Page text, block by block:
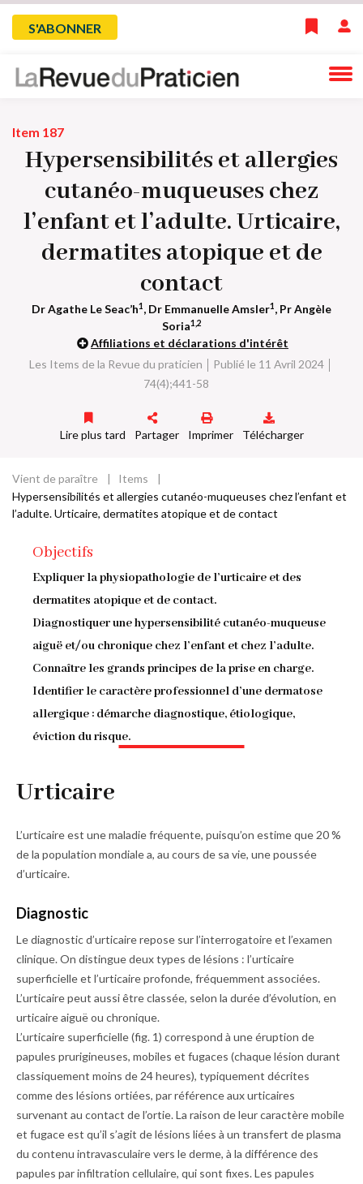
Skip
navigation
Menu
du
de
l'utilisateur
S'ABONNER
Item 187
Hypersensibilités et allergies
cutanéo-muqueuses chez
l’enfant et l’adulte. Urticaire,
dermatites atopique et de
contact
Dr Agathe Le Seac’h1, Dr Emmanuelle Amsler1, Pr Angèle
Soria1,2
Affiliations et déclarations d'intérêt
Les Items de la Revue du praticien
Publié le 11 Avril 2024
74(4);441-58
Lire plus tard Partager Imprimer Télécharger
Fil
d'Ariane
Vient de paraître
Items
Hypersensibilités et allergies cutanéo-muqueuses chez l’enfant et
l’adulte. Urticaire, dermatites atopique et de contact
Objectifs
Expliquer la physiopathologie de l’urticaire et des
dermatites atopique et de contact.
Diagnostiquer une hypersensibilité cutanéo-muqueuse
aiguë et/ou chronique chez l’enfant et chez l’adulte.
Connaître les grands principes de la prise en charge.
Identifier le caractère professionnel d’une dermatose
allergique : démarche diagnostique, étiologique,
éviction du risque.
Urticaire
L’urticaire est une maladie fréquente, puisqu’on estime que 20 %
de la population mondiale a, au cours de sa vie, une poussée
d’urticaire.
Diagnostic
Le diagnostic d’urticaire repose sur l’interrogatoire et l’examen
clinique. On distingue deux types de lésions : l’urticaire
superficielle et l’urticaire profonde, fréquemment associées.
L’urticaire peut aussi être classée, selon la durée d’évolution, en
urticaire aiguë ou chronique.
L’urticaire superficielle (fig. 1) correspond à une éruption de
papules prurigineuses, mobiles et fugaces (chaque lésion durant
classiquement moins de 24 heures), typiquement décrites
comme des lésions ortiées, par référence aux urticaires
survenant au contact de l’ortie. La raison de leur caractère mobile
et fugace est qu’il s’agit de lésions liées à un transfert de plasma
du contenu intravasculaire vers le derme, à la différence des
papules par infiltration cellulaire, qui sont fixes. Les papules